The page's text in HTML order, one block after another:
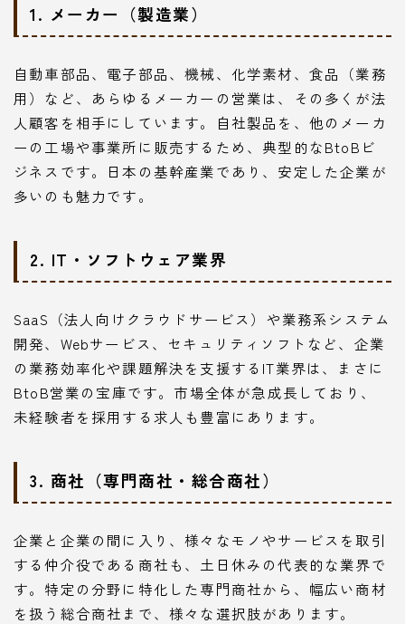
1. メーカー（製造業）
自動車部品、電子部品、機械、化学素材、食品（業務
用）など、あらゆるメーカーの営業は、その多くが法
人顧客を相手にしています。自社製品を、他のメーカ
ーの工場や事業所に販売するため、典型的なBtoBビ
ジネスです。日本の基幹産業であり、安定した企業が
多いのも魅力です。
2. IT・ソフトウェア業界
SaaS（法人向けクラウドサービス）や業務系システム
開発、Webサービス、セキュリティソフトなど、企業
の業務効率化や課題解決を支援するIT業界は、まさに
BtoB営業の宝庫です。市場全体が急成長しており、
未経験者を採用する求人も豊富にあります。
3. 商社（専門商社・総合商社）
企業と企業の間に入り、様々なモノやサービスを取引
する仲介役である商社も、土日休みの代表的な業界で
す。特定の分野に特化した専門商社から、幅広い商材
を扱う総合商社まで、様々な選択肢があります。